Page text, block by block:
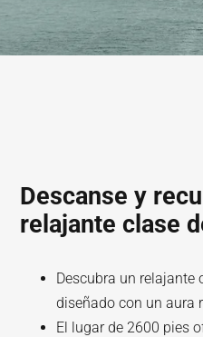
Descanse y
relajante clase
Descubra un relajante
diseñado con un aura
El lugar de 2600 pies